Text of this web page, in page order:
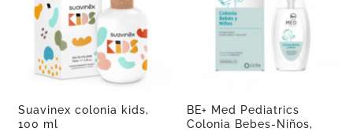
Suavinex colonia kids,
100 ml
BE+ Med Pediatrics
Colonia Bebes-Niños,